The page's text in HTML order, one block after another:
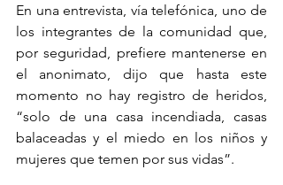
En una entrevista, vía telefónica, uno de
los integrantes de la comunidad que,
por seguridad, prefiere mantenerse en
el anonimato, dijo que hasta este
momento no hay registro de heridos,
“solo de una casa incendiada, casas
balaceadas y el miedo en los niños y
mujeres que temen por sus vidas”.